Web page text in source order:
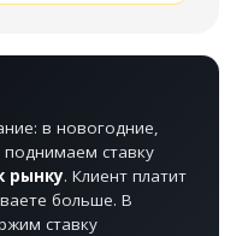
в новогодние,
ставку
рынку. Клиент платит
больше. В
ставку